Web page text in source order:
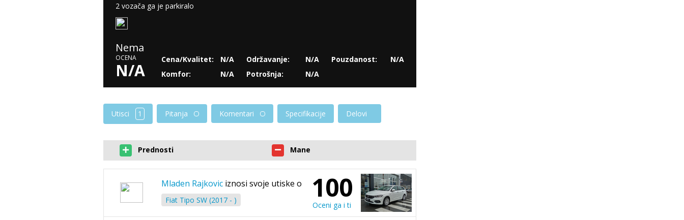
2 vozača ga je parkiralo
Nema
OCENA
N/A
Cena/Kvalitet:
N/A
Komfor:
N/A
Održavanje:
N/A
Potrošnja:
N/A
Pouzdanost: N/A
Utisci 1 Pitanja Komentari Specifikacije Delovi
Prednosti Mane
Mladen Rajkovic iznosi svoje utiske o
Fiat Tipo SW (2017 - ) 100
Oceni ga i ti